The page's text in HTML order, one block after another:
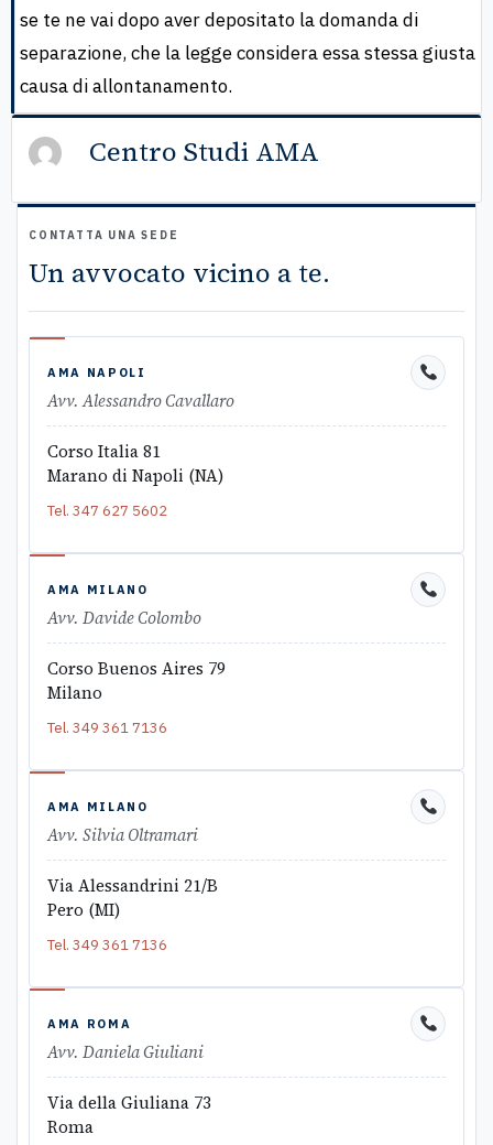
se te ne vai dopo aver depositato la domanda di
separazione, che la legge considera essa stessa giusta
causa di allontanamento.
Centro Studi AMA
CONTATTA UNA SEDE
Un avvocato vicino a te.
AMA NAPOLI
Avv. Alessandro Cavallaro
Corso Italia 81
Marano di Napoli (NA)
Tel. 347 627 5602
AMA MILANO
Avv. Davide Colombo
Corso Buenos Aires 79
Milano
Tel. 349 361 7136
AMA MILANO
Avv. Silvia Oltramari
Via Alessandrini 21/B
Pero (MI)
Tel. 349 361 7136
AMA ROMA
Avv. Daniela Giuliani
Via della Giuliana 73
Roma